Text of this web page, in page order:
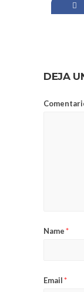
DEJA
Name*
Email*